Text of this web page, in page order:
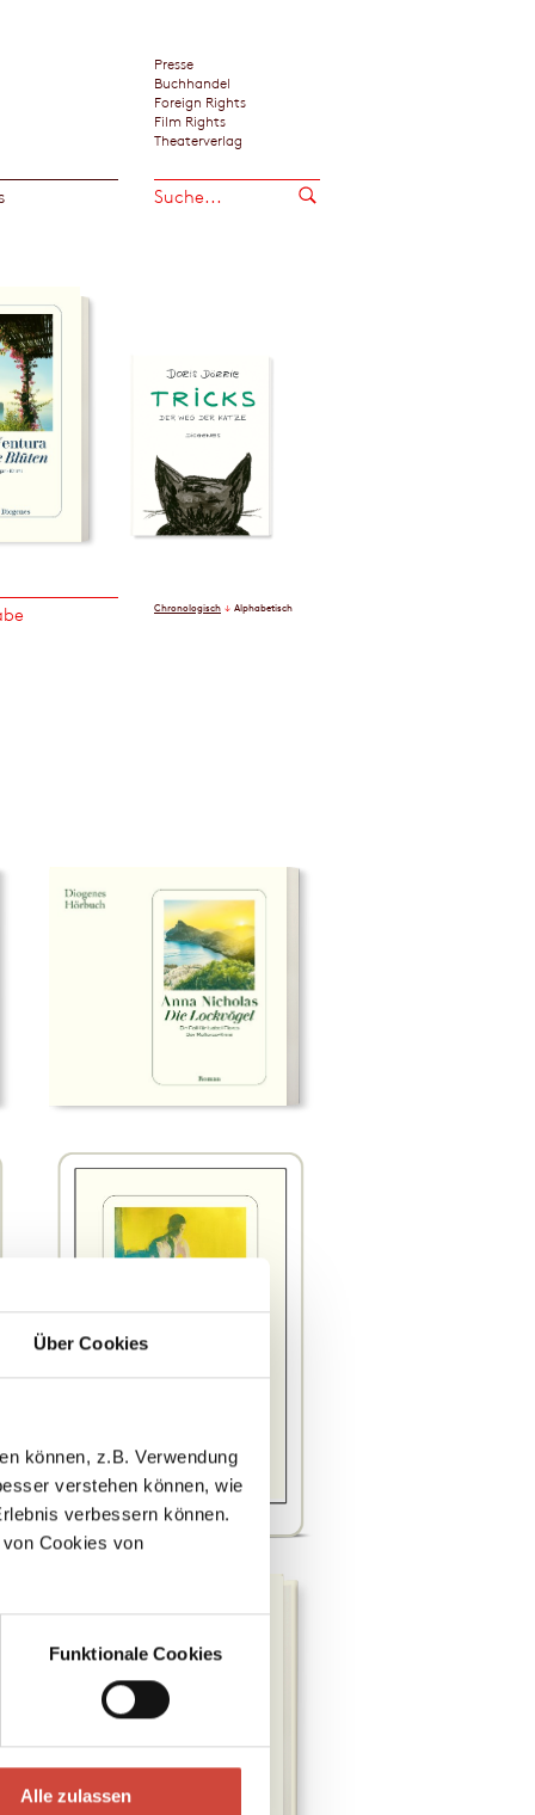
Über Cookies
können, z.B. Verwendung
verstehen können, wie
verbessern können.
Cookies von
Funktionale Cookies
Alle zulassen
Presse
Buchhandel
Foreign Rights
Film Rights
Theaterverlag
Chronologisch Alphabetisch